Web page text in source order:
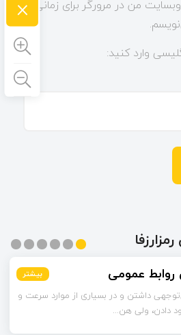
من در مرورگر برای زمانی
وارد کنید:
بیشتر
بیشتر
دوم رو به‌عنوان راه‌حل گفتین. این شبکه‌ها
مشکل مقیاس‌...
بیشتر
بیشتر
بیشتر
بیشتر
×